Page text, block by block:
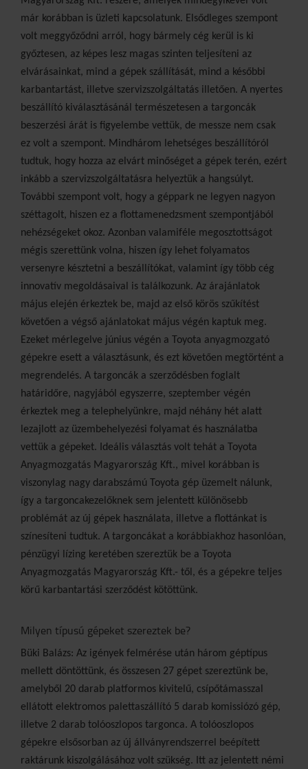
már korábban is üzleti kapcsolatunk. Elsődleges szempont
volt meggyőződni arról, hogy bármely cég kerül is ki
győztesen, az képes lesz magas szinten teljesíteni az
elvárásainkat, mind a gépek szállítását, mind a későbbi
karbantartást, illetve szervizszolgáltatás illetően. A nyertes
beszállító kiválasztásánál természetesen a targoncák
beszerzési árát is figyelembe vettük, de messze nem csak
ez volt a szempont. Mindhárom lehetséges beszállítóról
tudtuk, hogy hozza az elvárt minőséget a gépek terén, ezért
inkább a szervizszolgáltatásra helyeztük a hangsúlyt.
További szempont volt, hogy a géppark ne legyen nagyon
széttagolt, hiszen ez a flottamenedzsment szempontjából
nehézségeket okoz. Azonban valamiféle megosztottságot
mégis szerettünk volna, hiszen így lehet folyamatos
versenyre késztetni a beszállítókat, valamint így több cég
innovatív megoldásaival is találkozunk. Az árajánlatok
május elején érkeztek be, majd az első körös szűkítést
követően a végső ajánlatokat május végén kaptuk meg.
Ezeket mérlegelve június végén a Toyota anyagmozgató
gépekre esett a választásunk, és ezt követően megtörtént a
megrendelés. A targoncák a szerződésben foglalt
határidőre, nagyjából egyszerre, szeptember végén
érkeztek meg a telephelyünkre, majd néhány hét alatt
lezajlott az üzembehelyezési folyamat és használatba
vettük a gépeket. Ideális választás volt tehát a Toyota
Anyagmozgatás Magyarország Kft., mivel korábban is
viszonylag nagy darabszámú Toyota gép üzemelt nálunk,
így a targoncakezelőknek sem jelentett különösebb
problémát az új gépek használata, illetve a flottánkat is
színesíteni tudtuk. A targoncákat a korábbiakhoz hasonlóan,
pénzügyi lízing keretében szereztük be a Toyota
Anyagmozgatás Magyarország Kft.- től, és a gépekre teljes
körű karbantartási szerződést kötöttünk.
Milyen típusú gépeket szereztek be?
Büki Balázs: Az igények felmérése után három géptípus
mellett döntöttünk, és összesen 27 gépet szereztünk be,
amelyből 20 darab platformos kivitelű, csípőtámasszal
ellátott elektromos palettaszállító 5 darab komissiózó gép,
illetve 2 darab tolóoszlopos targonca. A tolóoszlopos
gépekre elsősorban az új állványrendszerrel beépített
raktárunk kiszolgálásához volt szükség. Itt az jelentett némi